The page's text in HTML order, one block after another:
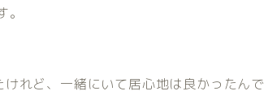
れど、一緒にいて居心地は良かったんで